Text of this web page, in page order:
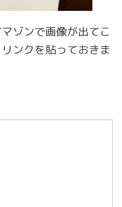
ゾンで画像が出てこ
ンクを貼っておきま